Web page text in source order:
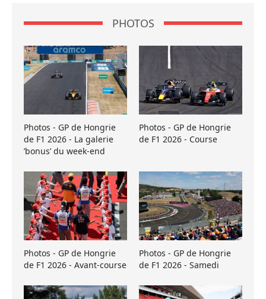
PHOTOS
Photos - GP de Hongrie
de F1 2026 - La galerie
’bonus’ du week-end
Photos - GP de Hongrie
de F1 2026 - Course
Photos - GP de Hongrie
de F1 2026 - Avant-course
Photos - GP de Hongrie
de F1 2026 - Samedi